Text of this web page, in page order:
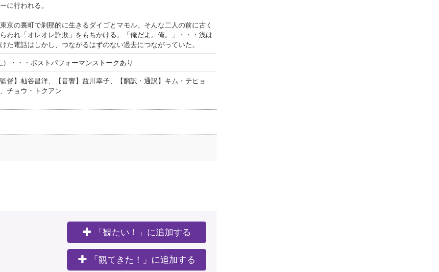
に行われる。
京の裏町で刹那的に生きるダイゴとマモル。そんな二人の前に古く
われ「オレオレ詐欺」をもちかける。「俺だよ。俺。」・・・浅は
た電話はしかし、つながるはずのない過去につながっていた。
・・・ポストパフォーマンストークあり
督】杣谷昌洋、【音響】益川幸子、【翻訳・通訳】キム・テヒョ
チョウ・トクアン
「観たい！」に追加する
「観てきた！」に追加する